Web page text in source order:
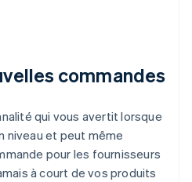
commandes
qui vous avertit lorsque
niveau et peut même
pour les fournisseurs
à court de vos produits